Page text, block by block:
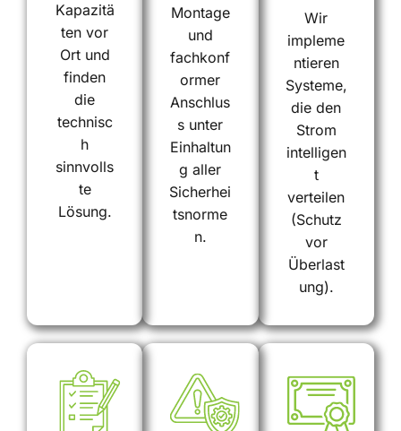
Kapazitä
ten vor
Ort und
finden
die
technisc
h
sinnvolls
te
Lösung.
Montage
und
fachkonf
ormer
Anschlus
s unter
Einhaltun
g aller
Sicherhei
tsnorme
n.
Wir
impleme
ntieren
Systeme,
die den
Strom
intelligen
t
verteilen
(Schutz
vor
Überlast
ung).